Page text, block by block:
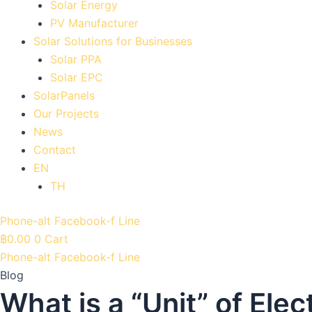
Solar Energy
PV Manufacturer
Solar Solutions for Businesses
Solar PPA
Solar EPC
SolarPanels
Our Projects
News
Contact
EN
TH
Phone-alt Facebook-f Line
฿0.00 0 Cart
Phone-alt Facebook-f Line
Blog
What is a “Unit” of